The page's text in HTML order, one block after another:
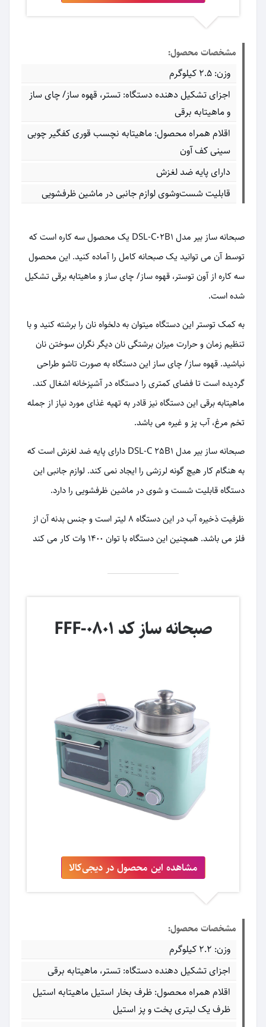
مشخصات محصول:
وزن: 2.5 کیلوگرم
اجزای تشکیل دهنده دستگاه: تستر، قهوه ساز/ چای ساز
و ماهیتابه برقی
اقلام همراه محصول: ماهیتابه نچسب قوری کفگیر چوبی
سینی کف آون
دارای پایه ضد لغزش
قابلیت شست‌وشوی لوازم جانبی در ماشین ظرفشویی
صبحانه ساز بیر مدل DSL-C02B1 یک محصول سه كاره است که
توسط آن می توانید یک صبحانه کامل را آماده کنید. این محصول
سه کاره از آون توستر، قهوه ساز/ چای ساز و ماهیتابه برقی تشکیل
شده است.
به کمک توستر این دستگاه میتوان به دلخواه نان را برشته کنید و با
تنظیم زمان و حرارت میزان برشتگی نان دیگر نگران سوختن نان
نباشید. قهوه ساز/ چای ساز این دستگاه به صورت تاشو طراحی
گردیده است تا فضای کمتری را دستگاه در آشپزخانه اشغال کند.
ماهیتابه برقی این دستگاه نیز قادر به تهیه غذای مورد نیاز از جمله
تخم مرغ، آب پز و غیره می باشد.
صبحانه ساز بیر مدل DSL-C 25B1 دارای پایه ضد لغزش است که
به هنگام کار هیچ گونه لرزشی را ایجاد نمی کند. لوازم جانبی این
دستگاه قابلیت شست و شوی در ماشین ظرفشویی را دارد.
ظرفیت ذخیره آب در این دستگاه 8 لیتر است و جنس بدنه آن از
فلز می باشد. همچنین این دستگاه با توان 1400 وات کار می کند
صبحانه ساز کد FFF-0801
مشاهده این محصول در دیجی‌کالا
مشخصات محصول:
وزن: 2.2 کیلوگرم
اجزای تشکیل دهنده دستگاه: تستر، ماهیتابه برقی
اقلام همراه محصول: ظرف بخار استیل ماهیتابه استیل
ظرف یک لیتری پخت و پز استیل